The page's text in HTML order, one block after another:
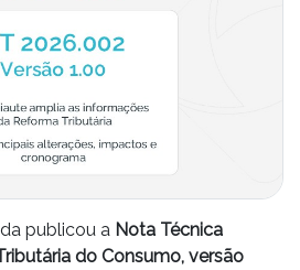
publicou a Nota Técnica
do Consumo, versão